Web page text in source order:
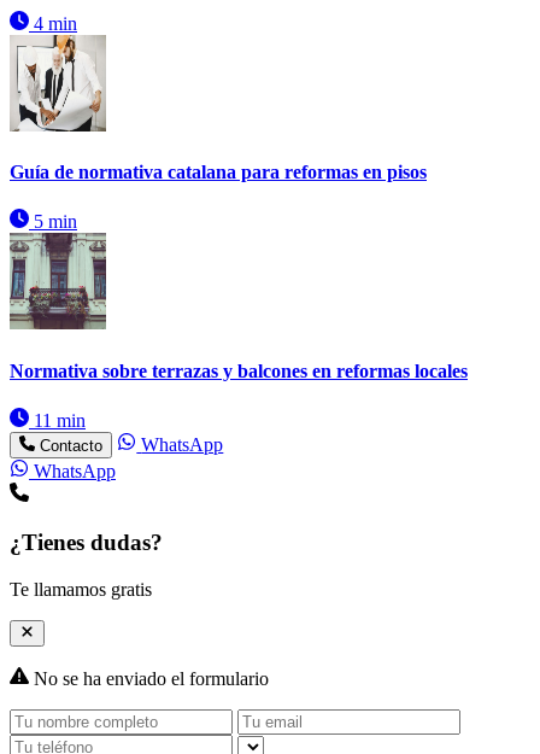
4 min
Guía de normativa catalana para reformas en pisos
5 min
Normativa sobre terrazas y balcones en reformas locales
11 min
Contacto
WhatsApp
WhatsApp
¿Tienes dudas?
Te llamamos gratis
No se ha enviado el formulario